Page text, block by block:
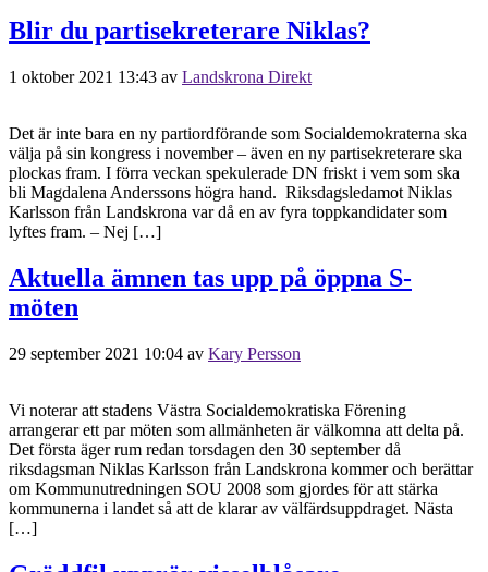
Blir du partisekreterare Niklas?
1 oktober 2021 13:43 av Landskrona Direkt
Det är inte bara en ny partiordförande som Socialdemokraterna ska
välja på sin kongress i november – även en ny partisekreterare ska
plockas fram. I förra veckan spekulerade DN friskt i vem som ska
bli Magdalena Anderssons högra hand. Riksdagsledamot Niklas
Karlsson från Landskrona var då en av fyra toppkandidater som
lyftes fram. – Nej […]
Aktuella ämnen tas upp på öppna S-
möten
29 september 2021 10:04 av Kary Persson
Vi noterar att stadens Västra Socialdemokratiska Förening
arrangerar ett par möten som allmänheten är välkomna att delta på.
Det första äger rum redan torsdagen den 30 september då
riksdagsman Niklas Karlsson från Landskrona kommer och berättar
om Kommunutredningen SOU 2008 som gjordes för att stärka
kommunerna i landet så att de klarar av välfärdsuppdraget. Nästa
[…]